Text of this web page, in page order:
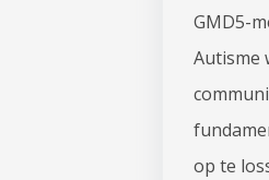
GMD5-
Autisme
op te